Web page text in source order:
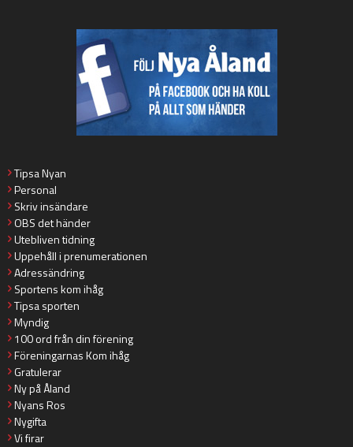
Tipsa Nyan
Personal
Skriv insändare
OBS det händer
Utebliven tidning
Uppehåll i prenumerationen
Adressändring
Sportens kom ihåg
Tipsa sporten
Myndig
100 ord från din förening
Föreningarnas Kom ihåg
Gratulerar
Ny på Åland
Nyans Ros
Nygifta
Vi firar